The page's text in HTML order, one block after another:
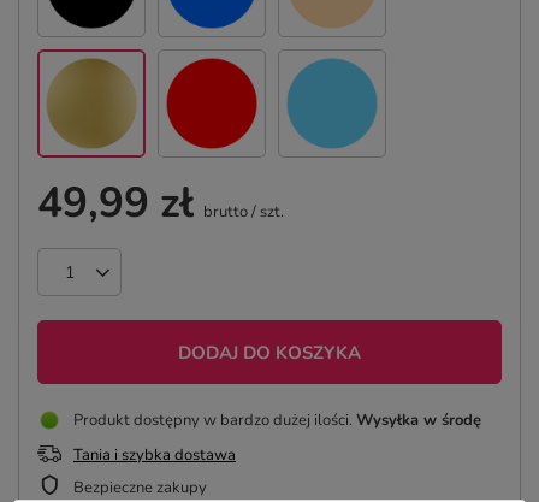
49,99 zł brutto/ szt.
DODAJ DO KOSZYKA
Produkt dostępny w bardzo dużej ilości Wysyłka w środę
Tania i szybka dostawa
Bezpieczne zakupy